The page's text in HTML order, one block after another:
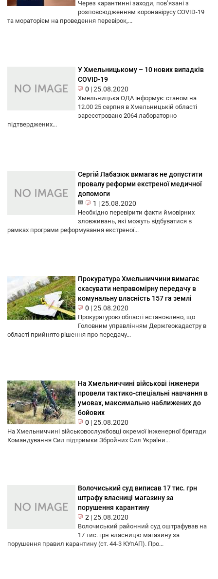
Через карантинні заходи, пов’язані з
розповсюдженням коронавірусу COVID-19
та мораторієм на проведення перевірок,...
У Хмельницькому – 10 нових випадків
COVID-19
0 |25.08.2020
Хмельницька ОДА інформує: станом на
12.00 25 серпня в Хмельницькій області
зареєстровано 2064 лабораторно
підтверджених...
Сергій Лабазюк вимагає не допустити
провалу реформи екстреної медичної
допомоги
1 |25.08.2020
Необхідно перевірити факти ймовірних
зловживань, які можуть відбуватися в
рамках програми реформування екстреної...
Прокуратура Хмельниччини вимагає
скасувати неправомірну передачу в
комунальну власність 157 га землі
0 |25.08.2020
Прокуратурою області встановлено, що
Головним управлінням Держгеокадастру в
області прийнято рішення про передачу...
На Хмельниччині військові інженери
провели тактико-спеціальні навчання в
умовах, максимально наближених до
бойових
0 |25.08.2020
На Хмельниччині військовослужбовці окремої інженерної бригади
Командування Сил підтримки Збройних Сил України...
Волочиський суд виписав 17 тис. грн
штрафу власниці магазину за
порушення карантину
2 |25.08.2020
Волочиський районний суд оштрафував на
17 тис. грн власницю магазину за
порушення правил карантину (ст. 44-3 КУпАП). Про...